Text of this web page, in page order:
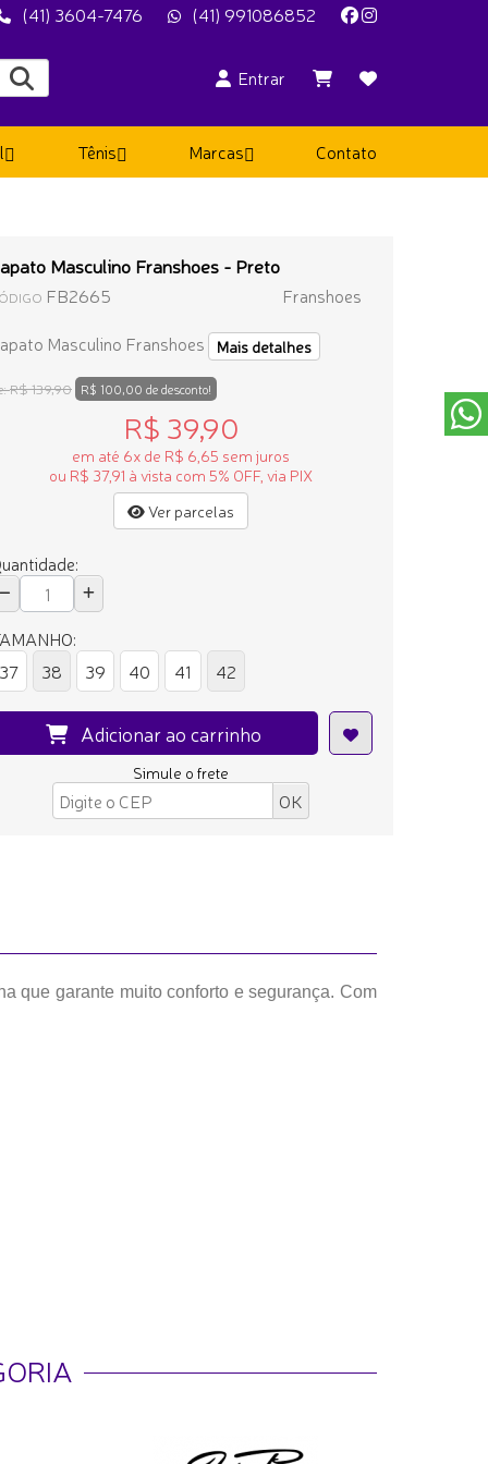
(41) 3604-7476 (41) 991086852
Entrar
Tênis Marcas Contato
Masculino Franshoes - Preto
FB2665
Franshoes
Masculino Franshoes
Mais detalhes
R$ 139,90 R$ 100,00 de desconto!
R$ 39,90
em até 6x de R$ 6,65 sem juros
ou R$ 37,91 à vista com 5% OFF, via PIX
Ver parcelas
37
38 39 40 41 42
Adicionar ao carrinho
Simule o frete
que garante muito conforto e segurança. Com